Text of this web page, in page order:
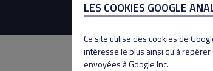
LES COOKIES GOOGLE
Ce site utilise des cookies de
intéresse le plus ainsi qu'à
envoyées à Google Inc.